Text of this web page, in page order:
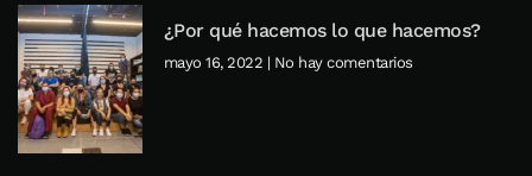
¿Por qué hacemos lo que hacemos?
mayo 16, 2022 No hay comentarios